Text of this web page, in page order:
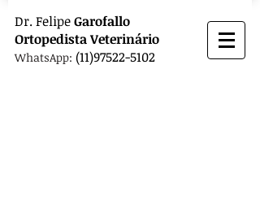
Dr. FelipeGarofallo
OrtopedistaVeterinário
WhatsApp: (11)97522-5102